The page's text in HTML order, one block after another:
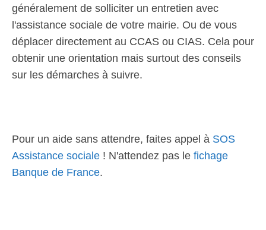
généralement de solliciter un entretien avec
l'assistance sociale de votre mairie. Ou de vous
déplacer directement au CCAS ou CIAS. Cela pour
obtenir une orientation mais surtout des conseils
sur les démarches à suivre.
Pour un aide sans attendre, faites appel à SOS
Assistance sociale ! N'attendez pas le fichage
Banque de France.